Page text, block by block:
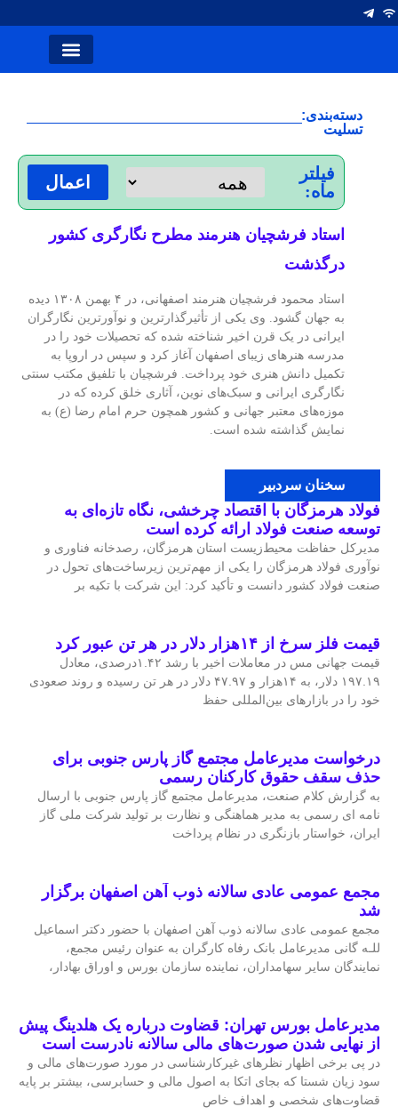
دسته‌بندی:
تسلیت
فیلتر
ماه:
اعمال
استاد فرشچیان هنرمند مطرح نگارگری کشور
درگذشت
استاد محمود فرشچیان هنرمند اصفهانی، در ۴ بهمن ۱۳۰۸ دیده
به جهان گشود. وی یکی از تأثیرگذارترین و نوآورترین نگارگران
ایرانی در یک قرن اخیر شناخته شده که تحصیلات خود را در
مدرسه هنر‌های زیبای اصفهان آغاز کرد و سپس در اروپا به
تکمیل دانش هنری خود پرداخت. فرشچیان با تلفیق مکتب سنتی
نگارگری ایرانی و سبک‌های نوین، آثاری خلق کرده که در
موزه‌های معتبر جهانی و کشور همچون حرم امام رضا (ع) به
نمایش گذاشته شده است.
سخنان سردبیر
فولاد هرمزگان با اقتصاد چرخشی، نگاه تازه‌ای به
توسعه صنعت فولاد ارائه کرده است
مدیرکل حفاظت محیط‌زیست استان هرمزگان، رصدخانه فناوری و
نوآوری فولاد هرمزگان را یکی از مهم‌ترین زیرساخت‌های تحول در
صنعت فولاد کشور دانست و تأکید کرد: این شرکت با تکیه بر
قیمت فلز سرخ از ۱۴هزار دلار در هر تن عبور کرد
قیمت جهانی مس در معاملات اخیر با رشد ۱.۴۲درصدی، معادل
۱۹۷.۱۹ دلار، به ۱۴هزار و ۴۷.۹۷ دلار در هر تن رسیده و روند صعودی
خود را در بازارهای بین‌المللی حفظ
درخواست مدیرعامل مجتمع گاز پارس جنوبی برای
حذف سقف حقوق کارکنان رسمی
به گزارش کلام صنعت، مدیرعامل مجتمع گاز پارس جنوبی با ارسال
نامه ای رسمی به مدیر هماهنگی و نظارت بر تولید شرکت ملی گاز
ایران، خواستار بازنگری در نظام پرداخت
مجمع عمومی عادی سالانه ذوب آهن اصفهان برگزار
شد
مجمع عمومی عادی سالانه ذوب آهن اصفهان با حضور دکتر اسماعیل
للـه گانی مدیرعامل بانک رفاه کارگران به عنوان رئیس مجمع،
نمایندگان سایر سهامداران، نماینده سازمان بورس و اوراق بهادار،
مدیرعامل بورس تهران: قضاوت درباره یک هلدینگ پیش
از نهایی شدن صورت‌های مالی سالانه نادرست است
در پی برخی اظهار نظرهای غیرکارشناسی در مورد صورت‌های مالی و
سود زیان شستا که بجای اتکا به اصول مالی و حسابرسی، بیشتر بر پایه
قضاوت‌‌های شخصی و اهداف خاص